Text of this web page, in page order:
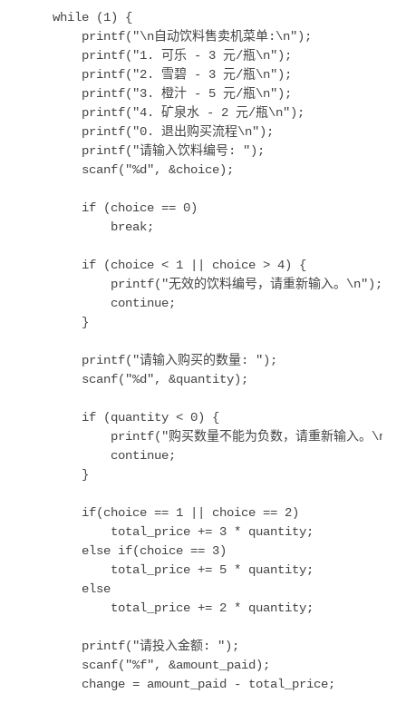
    while (1) {
        printf("\n自动饮料售卖机菜单:\n");
        printf("1. 可乐 - 3 元/瓶\n");
        printf("2. 雪碧 - 3 元/瓶\n");
        printf("3. 橙汁 - 5 元/瓶\n");
        printf("4. 矿泉水 - 2 元/瓶\n");
        printf("0. 退出购买流程\n");
        printf("请输入饮料编号: ");
        scanf("%d", &choice);
        if (choice == 0)
            break;
        if (choice < 1 || choice > 4) {
            printf("无效的饮料编号，请重新输入。\n");
            continue;
        }
        printf("请输入购买的数量: ");
        scanf("%d", &quantity);
        if (quantity < 0) {
printf("购买数量不能为负数，请重新输入。
            continue;
        }
        if(choice == 1 || choice == 2)
            total_price += 3 * quantity;
        else if(choice == 3)
            total_price += 5 * quantity;
        else
            total_price += 2 * quantity;
        printf("请投入金额: ");
        scanf("%f", &amount_paid);
        change = amount_paid - total_price;